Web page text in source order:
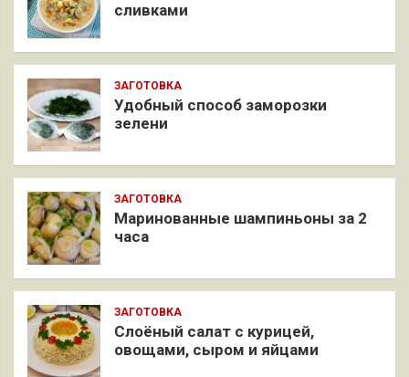
сливками
ЗАГОТОВКА
Удобный способ заморозки
зелени
ЗАГОТОВКА
Маринованные шампиньоны за 2
часа
ЗАГОТОВКА
Слоёный салат с курицей,
овощами, сыром и яйцами